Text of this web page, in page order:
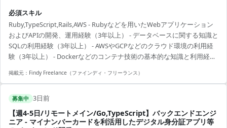
いる方は、直接ご連絡いただいた方がスムーズです ----------------------------
---- - 自社運送手配サービスおよび自社運送手配システムの機能開発・
運用 - バックエンド領域における新規機能の設計および実装 - 既存...
必須スキル
Ruby,TypeScript,Rails,AWS - Rubyなどを用いたWebアプリケーション
およびAPIの開発、運用経験（3年以上） - データベースに関する知識と
SQLの利用経験（3年以上） - AWSやGCPなどのクラウド環境の利用経
験（3年以上） - Dockerなどのコンテナ技術の基本的な知識と利用経験
掲載元： Findy Freelance（ファインディ・フリーランス）
募集中 3日前
【週4-5日/リモートメイン/Go,TypeScript】バックエンドエンジ
ニア - マイナンバーカードを利活用したデジタル身分証アプリ等